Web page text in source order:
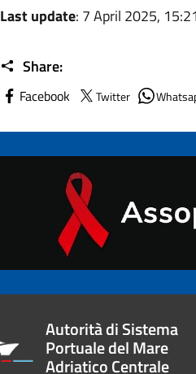
Last update: 7 April 2025, 15:21
Share:
Facebook Twitter
Autorità di Sistema
Portuale del Mare
Adriatico Centrale